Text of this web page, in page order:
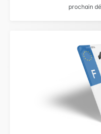
prochain